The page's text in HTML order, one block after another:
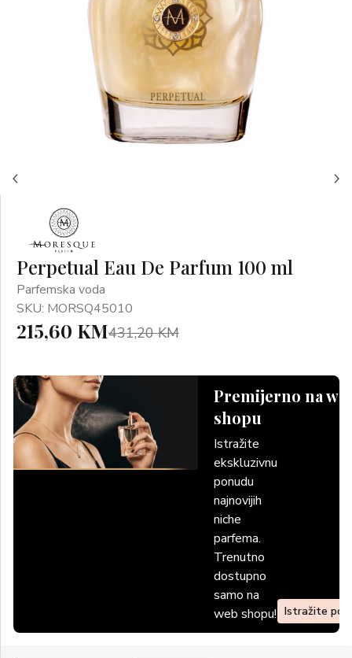
Perpetual Eau De Parfum 100 ml
Parfemska voda
SKU: MORSQ45010
215,60 KM431,20 KM
Premijerno na
shopu
Istražite
ekskluzivnu
ponudu
najnovijih
niche
parfema.
Trenutno
dostupno
samo na
web shopu! Istražite